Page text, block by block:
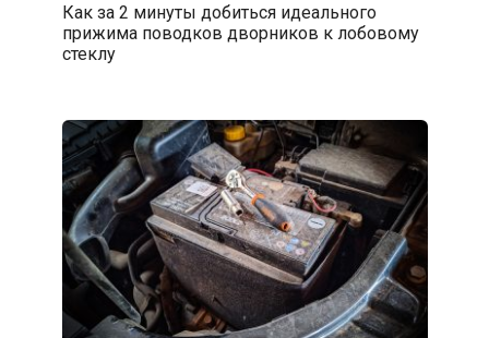
Как за 2 минуты добиться идеального
прижима поводков дворников к лобовому
стеклу